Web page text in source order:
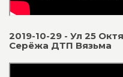
2019-10-29 - Ул 25
Серёжа ДТП Вязьма